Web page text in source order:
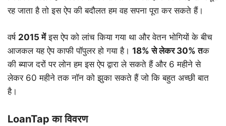
रह जाता है तो इस ऐप की बदौलत हम वह सपना पूरा कर सकते हैं।
वर्ष 2015मेंइस ऐप को लांच किया गया था और वेतन भोगियों के बीच
आजकल यह ऐप काफी पॉपुलर हो गया है। 18%से लेकर30%तक
की ब्याज दरों पर लोन हम इस ऐप द्वारा ले सकते हैं और 6 महीने से
लेकर 60 महीने तक नॉन को झुका सकते हैं जो कि बहुत अच्छी बात
है।
LoanTap का विवरण